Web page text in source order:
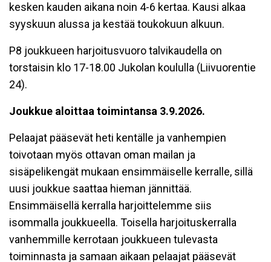
kesken kauden aikana noin 4-6 kertaa. Kausi alkaa
syyskuun alussa ja kestää toukokuun alkuun.
P8 joukkueen harjoitusvuoro talvikaudella on
torstaisin klo 17-18.00 Jukolan koululla (Liivuorentie
24).
Joukkue aloittaa toimintansa 3.9.2026.
Pelaajat pääsevät heti kentälle ja vanhempien
toivotaan myös ottavan oman mailan ja
sisäpelikengät mukaan ensimmäiselle kerralle, sillä
uusi joukkue saattaa hieman jännittää.
Ensimmäisellä kerralla harjoittelemme siis
isommalla joukkueella. Toisella harjoituskerralla
vanhemmille kerrotaan joukkueen tulevasta
toiminnasta ja samaan aikaan pelaajat pääsevät